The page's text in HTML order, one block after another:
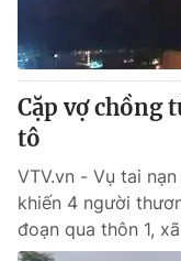
Tư vấn
Chuyên mục khác
Emagazine
Photo
Cặp vợ chồng
tô
VTV.vn - Vụ tai
khiến 4 người
đoạn qua thôn 1,